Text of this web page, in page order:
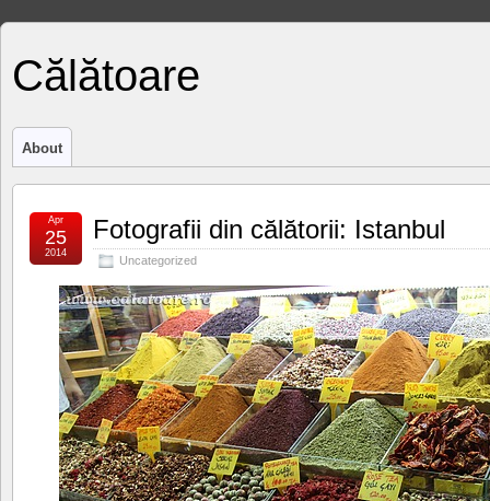
Călătoare
About
Fotografii din călătorii: Istanbul
Uncategorized
Apr
25
2014